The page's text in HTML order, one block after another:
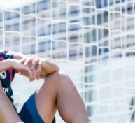
le meilleur de
Díaz a affiché ses
de s’imposer